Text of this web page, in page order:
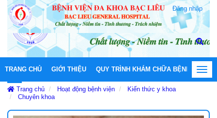
Đăng nhập
TRANG CHỦ GIỚI THIỆU QUY TRÌNH KHÁM CHỮA BỆNH
Trang chủ
Hoạt động bệnh viện
Kiến thức y khoa
Chuyên khoa